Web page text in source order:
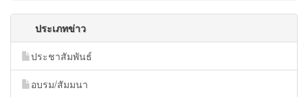
ประเภทข่าว
ประชาสัมพันธ์
อบรม/สัมมนา